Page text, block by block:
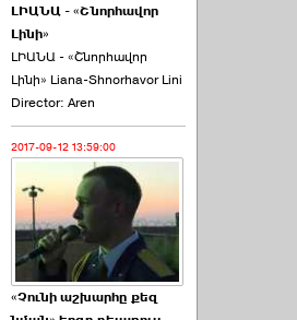
ԼԻԱՆԱ - «Շնորհավոր
Լինի»
ԼԻԱՆԱ - «Շնորհավոր
Լինի» Liana-Shnorhavor Lini
Director: Aren
2017-09-12 13:59:00
«Չունի աշխարհը քեզ